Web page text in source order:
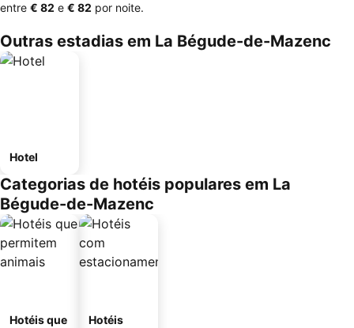
entre ‎€ 82 e ‎€ 82 por noite.
Outras estadias em La Bégude-de-Mazenc
Hotel
Categorias de hotéis populares em La
Bégude-de-Mazenc
Hotéis que
Hotéis